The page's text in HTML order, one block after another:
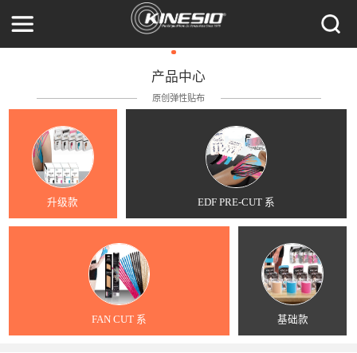
产品中心
原创弹性贴布
升级款 EDF PRE-CUT 系
FAN CUT 系 基础款